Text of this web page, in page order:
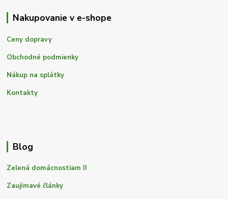
Nakupovanie v e-shope
Ceny dopravy
Obchodné podmienky
Nákup na splátky
Kontakty
Blog
Zelená domácnostiam II
Zaujímavé články